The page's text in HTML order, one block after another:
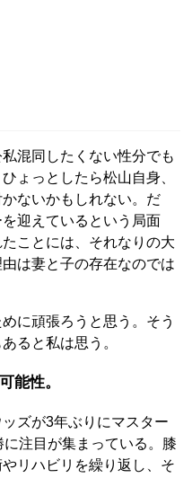
混同したくない性分でも
ょっとしたら松山自身、
ないかもしれない。だ
迎えているという局面
ことには、それなりの大
は妻と子の存在なのでは
に頑張ろうと思う。そう
ると私は思う。
能性。
ズが3年ぶりにマスター
注目が集まっている。膝
リハビリを繰り返し、そ